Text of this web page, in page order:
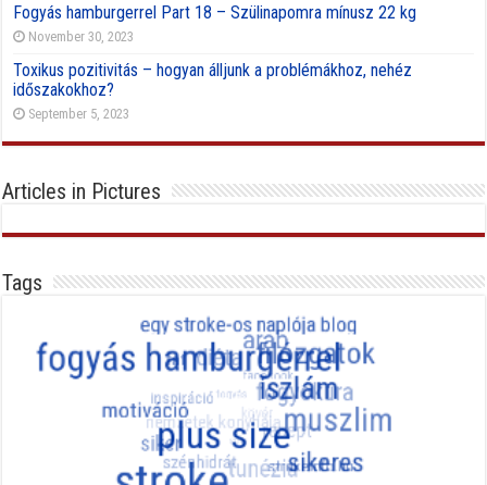
Fogyás hamburgerrel Part 18 – Szülinapomra mínusz 22 kg
November 30, 2023
Toxikus pozitivitás – hogyan álljunk a problémákhoz, nehéz
időszakokhoz?
September 5, 2023
Articles in Pictures
Tags